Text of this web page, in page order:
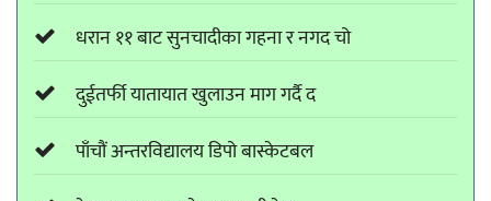
धरान ११ बाट सुनचादीका गहना र नगद चो
दुईतर्फी यातायात खुलाउन माग गर्दै द
पाँचौं अन्तरविद्यालय डिपो बास्केटबल